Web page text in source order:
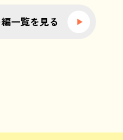
一覧を見る